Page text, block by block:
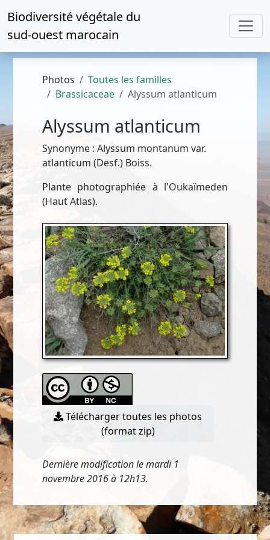
Biodiversité végétale du
sud-ouest marocain
Photos
Toutes les familles
Brassicaceae
Alyssum atlanticum
Alyssum atlanticum
Synonyme : Alyssum montanum var.
atlanticum (Desf.) Boiss.
Plante photographiée à l'Oukaïmeden
(Haut Atlas).
Télécharger toutes les photos
(format zip)
Dernière modification le mardi 1
novembre 2016 à 12h13.